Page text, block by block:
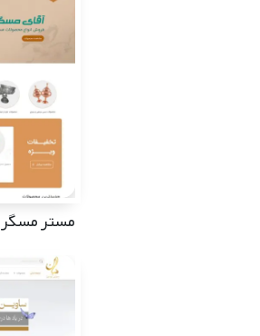
مستر مسگر